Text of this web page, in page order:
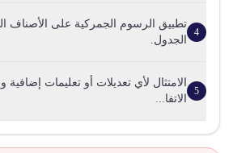
4
تطبيق الرسوم الجمركية على الأصناف
الجدول.
5
الامتثال لأي تعديلات أو تعليمات
الاتفا...